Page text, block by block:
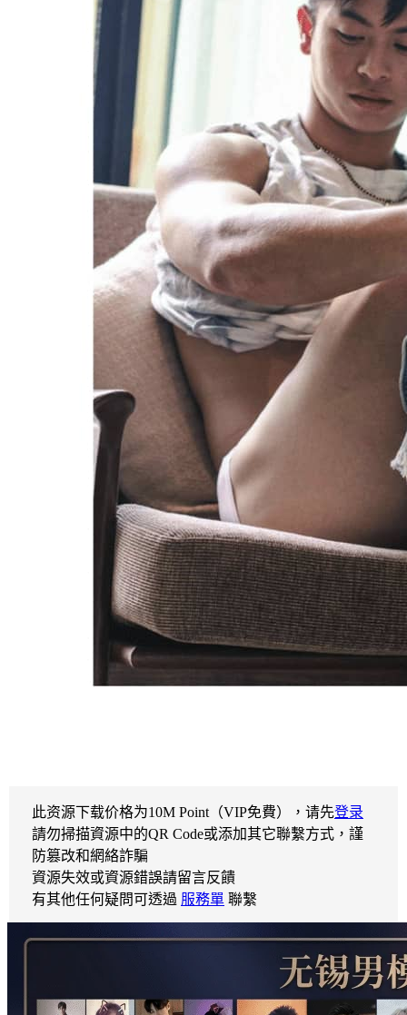
此资源下载价格为10M Point（VIP免費），请先登录
請勿掃描資源中的QR Code或添加其它聯繫方式，謹
防篡改和網絡詐騙
資源失效或資源錯誤請留言反饋
有其他任何疑問可透過 服務單 聯繫